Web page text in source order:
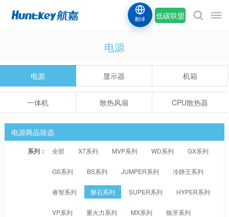
低碳联盟
翻译
电源
电源 显示器 机箱
一体机 散热风扇 CPU散热器
电源商品筛选
系列： 全部 X7系列 MVP系列 WD系列 GX系列
GS系列 BS系列 JUMPER系列 冷静王系列
睿智系列 磐石系列 SUPER系列 HYPER系列
VP系列 重火力系列 MX系列 狼牙系列